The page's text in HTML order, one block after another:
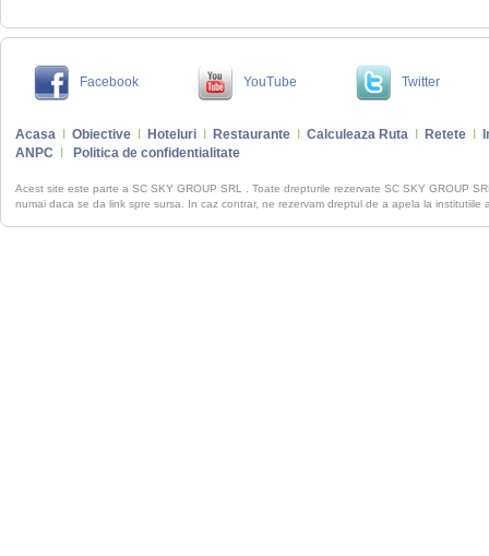
Facebook YouTube Twitter
Acasa Obiective Hoteluri Restaurante Calculeaza Ruta Retete
ANPC
Politica de confidentialitate
Acest site este parte a SC SKY GROUP SRL . Toate drepturile rezervate SC SKY GROUP
numai daca se da link spre sursa. In caz contrar, ne rezervam dreptul de a apela la institutiile